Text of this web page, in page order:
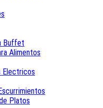
Buffet
Alimentos
Electricos
Platos